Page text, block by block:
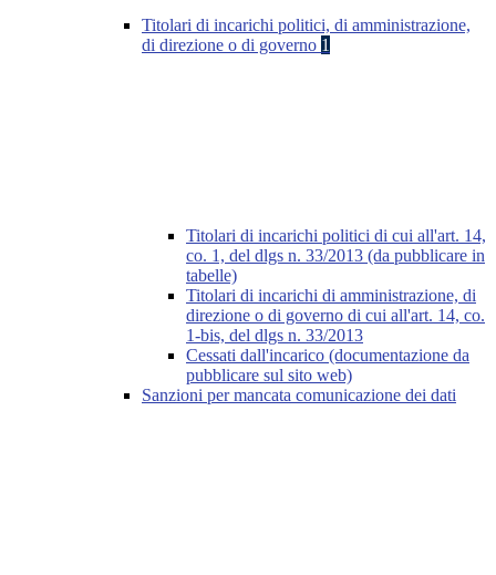
Titolari di incarichi politici, di amministrazione,
di direzione o di governo 1
Titolari di incarichi politici di cui all'art. 14,
co. 1, del dlgs n. 33/2013 (da pubblicare in
tabelle)
Titolari di incarichi di amministrazione, di
direzione o di governo di cui all'art. 14, co.
1-bis, del dlgs n. 33/2013
Cessati dall'incarico (documentazione da
pubblicare sul sito web)
Sanzioni per mancata comunicazione dei dati